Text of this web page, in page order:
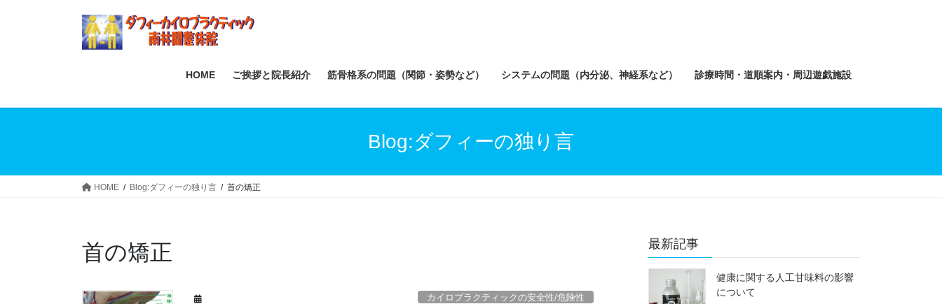
HOME ご挨拶と院長紹介 筋骨格系の問題（関節・姿勢など） システムの問題（内分泌、神経系など） 診療時間・道順案内・周辺遊戯施設
Blog:ダフィーの独り言
HOME Blog:ダフィーの独り言 首の矯正
首の矯正
カイロプラクティックの安全性/危険性
最新記事
健康に関する人工甘味料の影響
について